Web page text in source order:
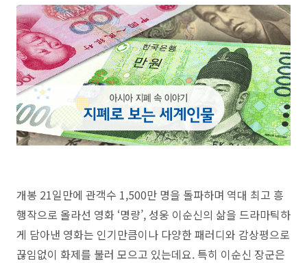
개봉 21일만에 관객수 1,500만 명을 돌파하며 역대 최고 흥
행작으로 올라선 영화 ‘명량’, 성웅 이순신의 삶을 드라마틱하
게 담아낸 영화는 인기만큼이나 다양한 패러디와 감상평으로
끊임없이 화제를 불러 모으고 있는데요. 특히 이순신 장군은